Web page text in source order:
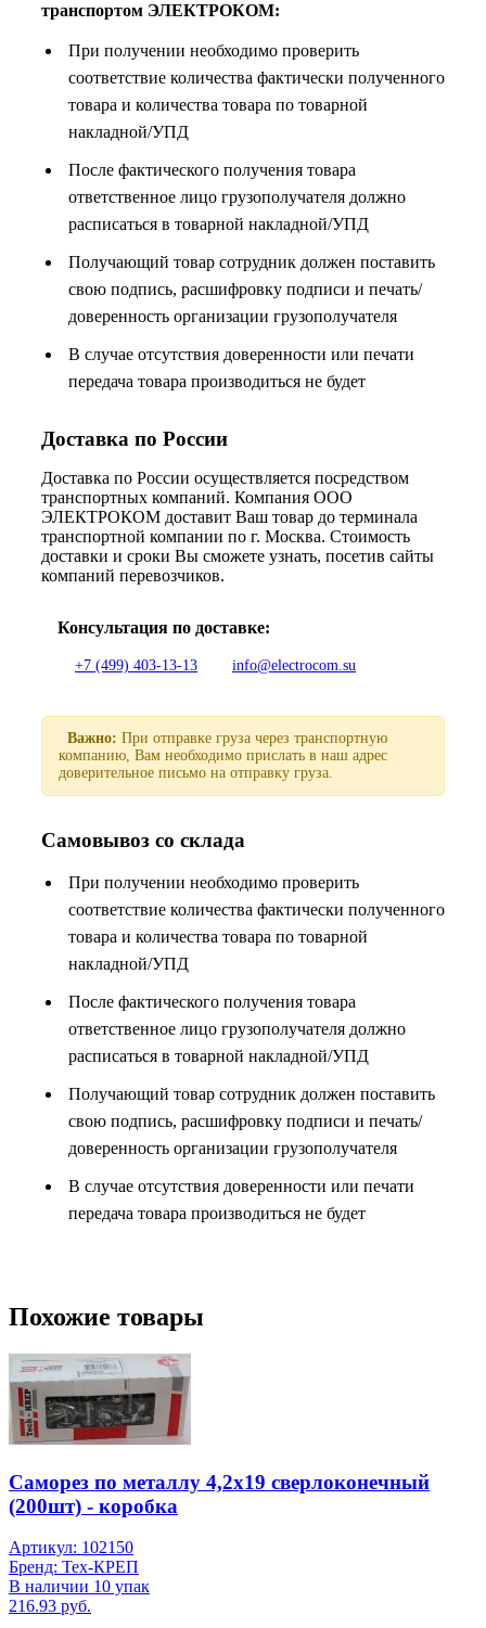
транспортом ЭЛЕКТРОКОМ:
При получении необходимо проверить
соответствие количества фактически полученного
товара и количества товара по товарной
накладной/УПД
После фактического получения товара
ответственное лицо грузополучателя должно
расписаться в товарной накладной/УПД
Получающий товар сотрудник должен поставить
свою подпись, расшифровку подписи и печать/
доверенность организации грузополучателя
В случае отсутствия доверенности или печати
передача товара производиться не будет
Доставка по России
Доставка по России осуществляется посредством
транспортных компаний. Компания ООО
ЭЛЕКТРОКОМ доставит Ваш товар до терминала
транспортной компании по г. Москва. Стоимость
доставки и сроки Вы сможете узнать, посетив сайты
компаний перевозчиков.
Консультация по доставке:
+7 (499) 403-13-13 info@electrocom.su
Важно: При отправке груза через транспортную
компанию, Вам необходимо прислать в наш адрес
доверительное письмо на отправку груза.
Самовывоз со склада
При получении необходимо проверить
соответствие количества фактически полученного
товара и количества товара по товарной
накладной/УПД
После фактического получения товара
ответственное лицо грузополучателя должно
расписаться в товарной накладной/УПД
Получающий товар сотрудник должен поставить
свою подпись, расшифровку подписи и печать/
доверенность организации грузополучателя
В случае отсутствия доверенности или печати
передача товара производиться не будет
Похожие товары
Саморез по металлу 4,2х19 сверлоконечный
(200шт) - коробка
Артикул: 102150
Бренд: Тех-КРЕП
В наличии 10 упак
216.93 руб.